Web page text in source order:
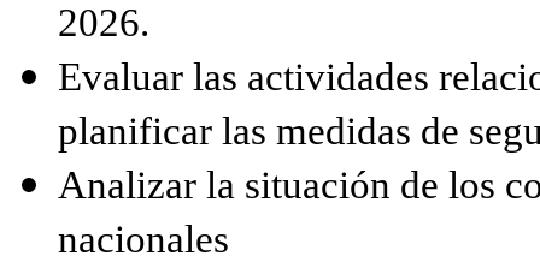
2026.
Evaluar las actividades
planificar las medidas de
Analizar la situación de los
nacionales